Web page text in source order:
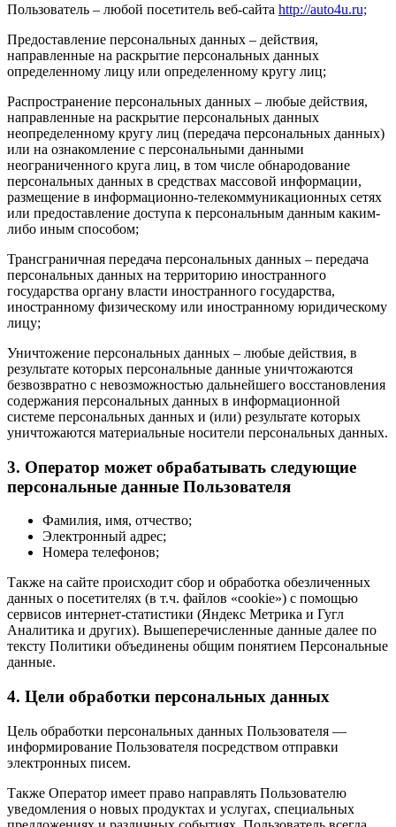
Пользователь – любой посетитель веб-сайта http://auto4u.ru;
Предоставление персональных данных – действия,
направленные на раскрытие персональных данных
определенному лицу или определенному кругу лиц;
Распространение персональных данных – любые действия,
направленные на раскрытие персональных данных
неопределенному кругу лиц (передача персональных данных)
или на ознакомление с персональными данными
неограниченного круга лиц, в том числе обнародование
персональных данных в средствах массовой информации,
размещение в информационно-телекоммуникационных сетях
или предоставление доступа к персональным данным каким-
либо иным способом;
Трансграничная передача персональных данных – передача
персональных данных на территорию иностранного
государства органу власти иностранного государства,
иностранному физическому или иностранному юридическому
лицу;
Уничтожение персональных данных – любые действия, в
результате которых персональные данные уничтожаются
безвозвратно с невозможностью дальнейшего восстановления
содержания персональных данных в информационной
системе персональных данных и (или) результате которых
уничтожаются материальные носители персональных данных.
3. Оператор может обрабатывать следующие
персональные данные Пользователя
Фамилия, имя, отчество;
Электронный адрес;
Номера телефонов;
Также на сайте происходит сбор и обработка обезличенных
данных о посетителях (в т.ч. файлов «cookie») с помощью
сервисов интернет-статистики (Яндекс Метрика и Гугл
Аналитика и других). Вышеперечисленные данные далее по
тексту Политики объединены общим понятием Персональные
данные.
4. Цели обработки персональных данных
Цель обработки персональных данных Пользователя —
информирование Пользователя посредством отправки
электронных писем.
Также Оператор имеет право направлять Пользователю
уведомления о новых продуктах и услугах, специальных